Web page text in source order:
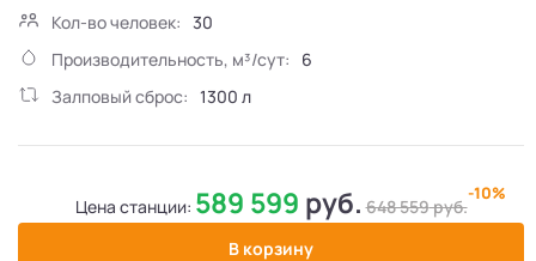
Кол-во человек: 30
Производительность, м³/сут:
6
Залповый сброс: 1300 л
Цена станции: 589 599 руб. 648 559руб.
-10%
В корзину